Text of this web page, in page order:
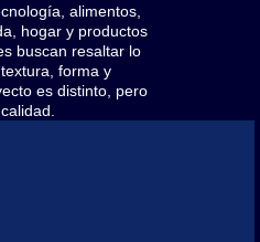
alimentos,
hogar y productos
buscan resaltar lo
forma y
es distinto, pero